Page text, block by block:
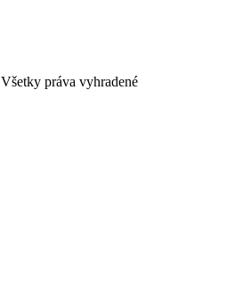
Všetky práva vyhradené